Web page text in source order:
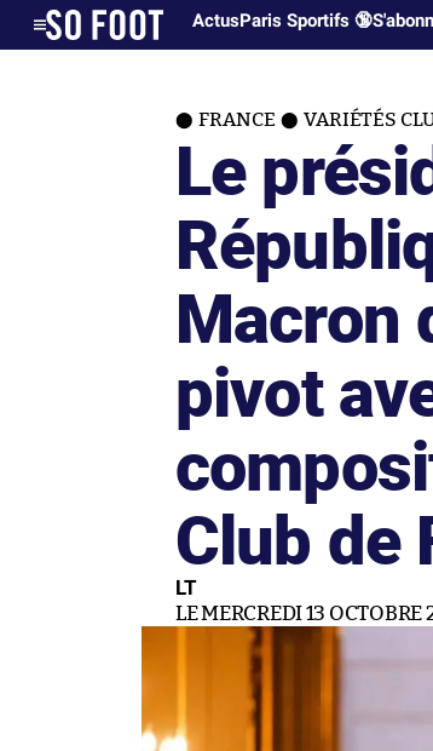
ActusParis Sportifs 🔞
FRANCE VARIÉTÉS
Le
Macron
pivot
Club de
LT
LE MERCREDI 13 OCTOBRE